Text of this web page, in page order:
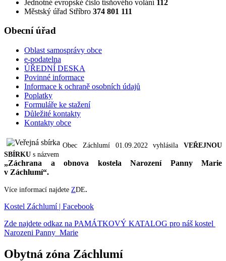
Jednotné evropské číslo tísňového volání 112
Městský úřad Stříbro 374 801 111
Obecní úřad
Oblast samosprávy obce
e-podatelna
ÚŘEDNÍ DESKA
Povinné informace
Informace k ochraně osobních údajů
Poplatky
Formuláře ke stažení
Důležité kontakty
Kontakty obce
Obec Záchlumí 01.09.2022 vyhlásila VEŘEJNOU
SBÍRKU s názvem
„Záchrana a obnova kostela Narození Panny Marie
v Záchlumí“.
Více informací najdete ZDE.
Kostel Záchlumí | Facebook
Zde najdete odkaz na PAMÁTKOVÝ KATALOG pro náš kostel
Narozeni Panny Marie
Obytná zóna Záchlumí